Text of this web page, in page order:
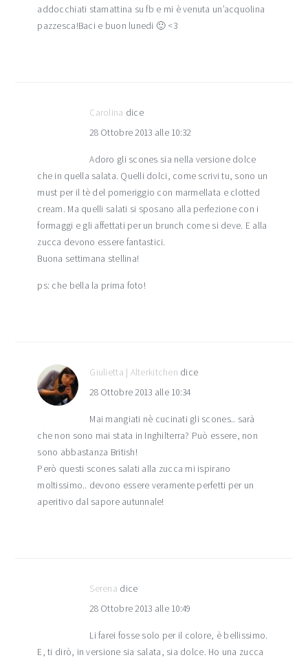
addocchiati stamattina su fb e mi è venuta un’acquolina
pazzesca!Baci e buon lunedi 🙂 <3
Carolina dice
28 Ottobre 2013 alle 10:32
Adoro gli scones sia nella versione dolce
che in quella salata. Quelli dolci, come scrivi tu, sono un
must per il tè del pomeriggio con marmellata e clotted
cream. Ma quelli salati si sposano alla perfezione con i
formaggi e gli affettati per un brunch come si deve. E alla
zucca devono essere fantastici.
Buona settimana stellina!
ps: che bella la prima foto!
Giulietta | Alterkitchen dice
28 Ottobre 2013 alle 10:34
Mai mangiati nè cucinati gli scones.. sarà
che non sono mai stata in Inghilterra? Può essere, non
sono abbastanza British!
Però questi scones salati alla zucca mi ispirano
moltissimo.. devono essere veramente perfetti per un
aperitivo dal sapore autunnale!
Serena dice
28 Ottobre 2013 alle 10:49
Li farei fosse solo per il colore, è bellissimo.
E, ti dirò, in versione sia salata, sia dolce. Ho una zucca